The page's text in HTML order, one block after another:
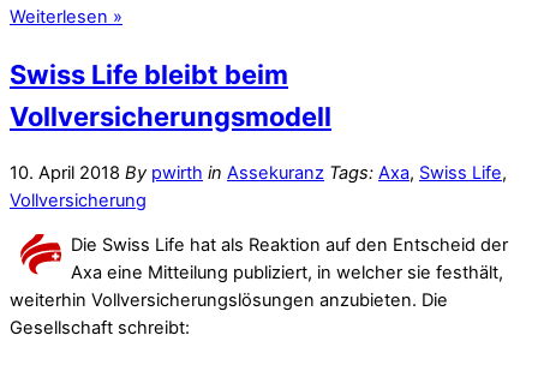
Weiterlesen »
Swiss Life bleibt beim
Vollversicherungsmodell
10. April 2018 By pwirth in Assekuranz Tags: Axa, Swiss Life,
Vollversicherung
Die Swiss Life hat als Reaktion auf den Entscheid der
Axa eine Mitteilung publiziert, in welcher sie festhält,
weiterhin Vollversicherungslösungen anzubieten. Die
Gesellschaft schreibt: